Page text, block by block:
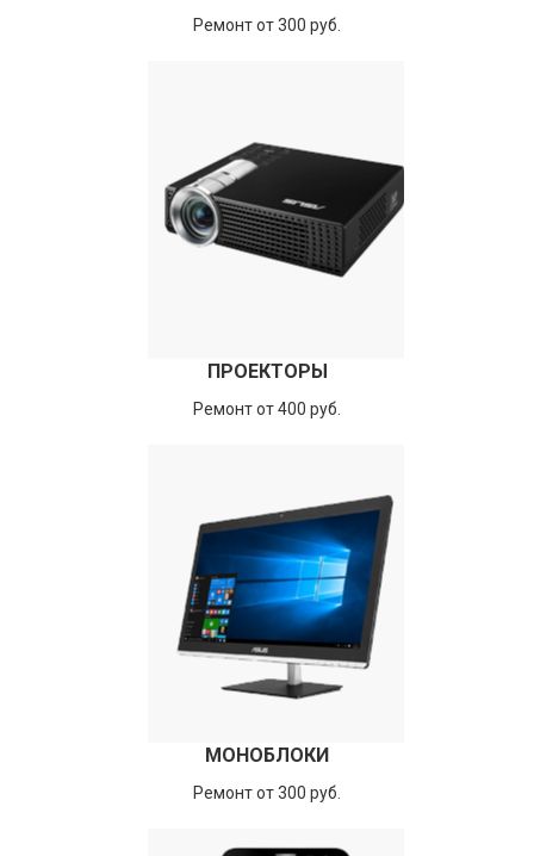
Ремонт от 300 руб.
ПРОЕКТОРЫ
Ремонт от 400 руб.
МОНОБЛОКИ
Ремонт от 300 руб.